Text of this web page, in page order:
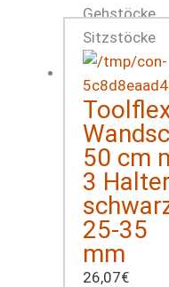
50 cm
3
25-35
mm
26,07€